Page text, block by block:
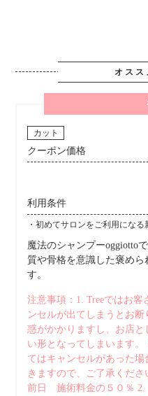
オスス
カット
クーポン価格
利用条件
・初めてサロンをご利用にな
魔法のシャンプーoggiotto
質や骨格を意識した褒め
す。
注意事項：1. Treeではお
ンセルが出てしまうとお
惑がかかりますし、お店
い形となってしまいます
てはキャンセルがあった
きますので、ご了承くだ
前日 施術料金の５０％ 2.